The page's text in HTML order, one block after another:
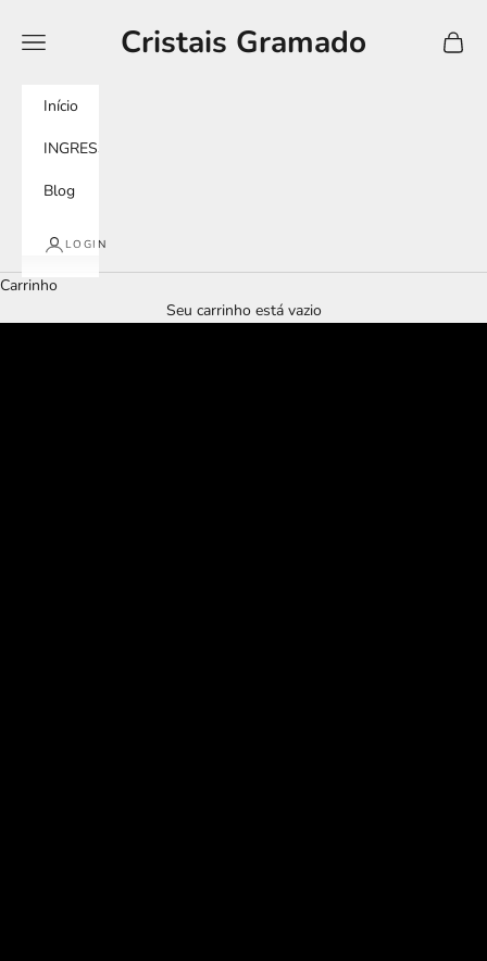
Cristais Gramado
Menu
Início
INGRESSOS
Blog
LOGIN
Carrinho
Seu carrinho está vazio
tour imersivo